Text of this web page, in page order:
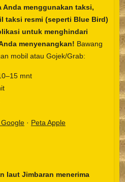
Anda menggunakan taksi,
taksi resmi (seperti Blue Bird)
untuk menghindari
menyenangkan! Bawang
mobil atau Gojek/Grab:
mnt
· Peta Apple
laut Jimbaran menerima